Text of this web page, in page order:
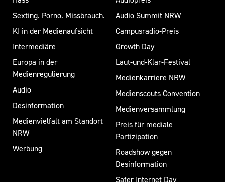
Sexting. Porno. Missbrauch.
KI in der Medienaufsicht
Intermediäre
Europa in der
Medienregulierung
Audio
Desinformation
Medienvielfalt am Standort
NRW
Werbung
Audio Summit NRW
Campusradio-Preis
Growth Day
Laut-und-Klar-Festival
Medienkarriere NRW
Medienscouts Convention
Medienversammlung
Preis für mediale
Partizipation
Roadshow gegen
Desinformation
Safer Internet Day